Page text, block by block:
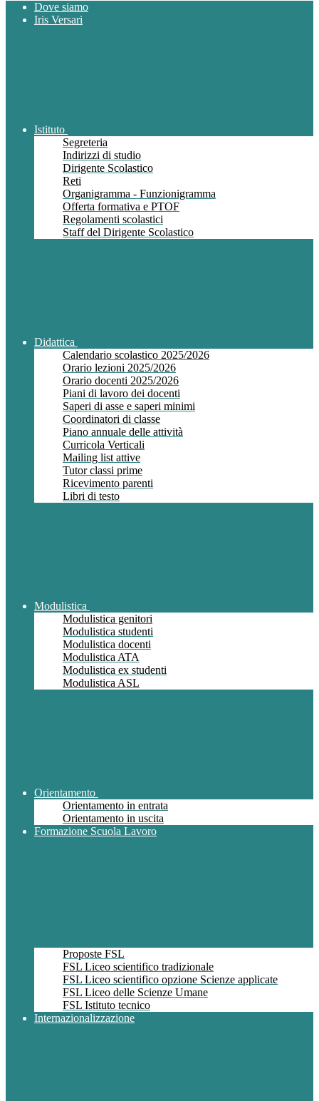
Dove siamo
Iris Versari
Istituto
Segreteria
Indirizzi di studio
Dirigente Scolastico
Reti
Organigramma - Funzionigramma
Offerta formativa e PTOF
Regolamenti scolastici
Staff del Dirigente Scolastico
Didattica
Calendario scolastico 2025/2026
Orario lezioni 2025/2026
Orario docenti 2025/2026
Piani di lavoro dei docenti
Saperi di asse e saperi minimi
Coordinatori di classe
Piano annuale delle attività
Curricola Verticali
Mailing list attive
Tutor classi prime
Ricevimento parenti
Libri di testo
Modulistica
Modulistica genitori
Modulistica studenti
Modulistica docenti
Modulistica ATA
Modulistica ex studenti
Modulistica ASL
Orientamento
Orientamento in entrata
Orientamento in uscita
Formazione Scuola Lavoro
Proposte FSL
FSL Liceo scientifico tradizionale
FSL Liceo scientifico opzione Scienze applicate
FSL Liceo delle Scienze Umane
FSL Istituto tecnico
Internazionalizzazione